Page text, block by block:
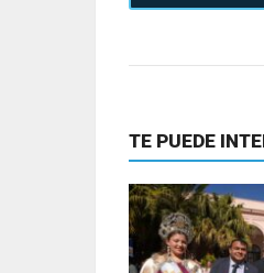
TE PUEDE